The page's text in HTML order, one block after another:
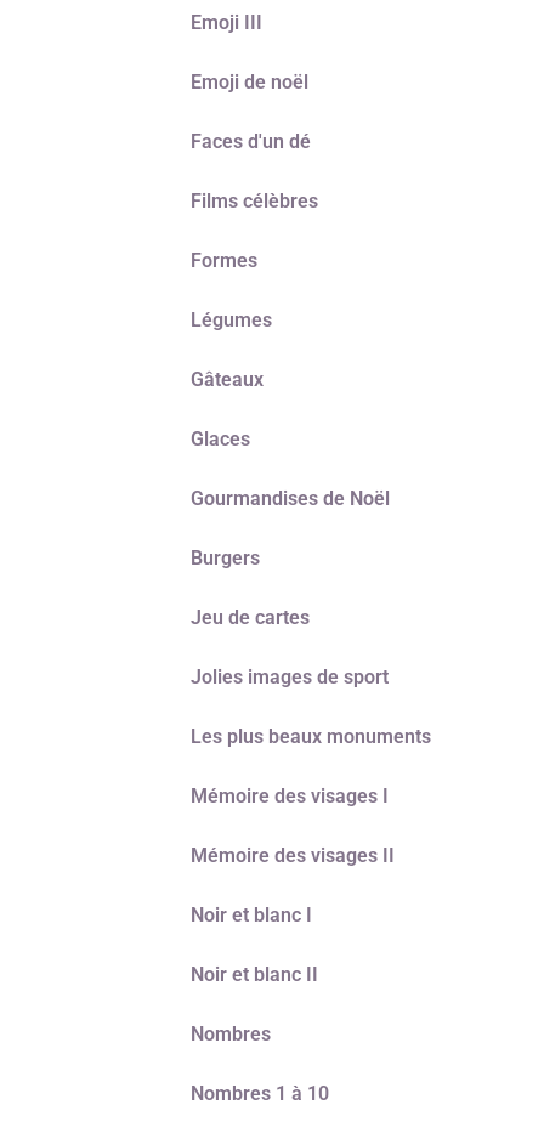
Emoji III
Emoji de noël
Faces d'un dé
Films célèbres
Formes
Légumes
Gâteaux
Glaces
Gourmandises de Noël
Burgers
Jeu de cartes
Jolies images de sport
Les plus beaux monuments
Mémoire des visages I
Mémoire des visages II
Noir et blanc I
Noir et blanc II
Nombres
Nombres 1 à 10